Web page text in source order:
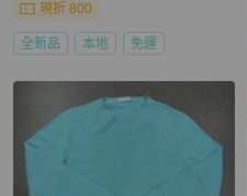
現折 800
全新品 本地 免運